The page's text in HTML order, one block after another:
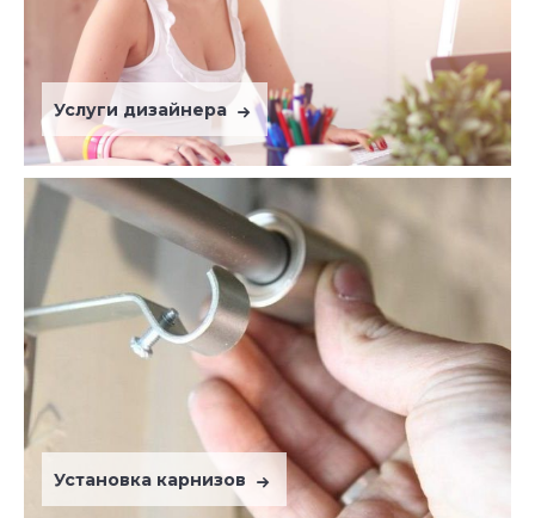
Услуги дизайнера
Установка карнизов